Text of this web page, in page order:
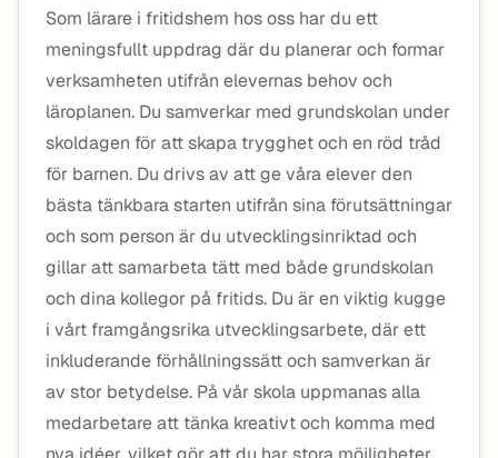
Som lärare i fritidshem hos oss har du ett
meningsfullt uppdrag där du planerar och formar
verksamheten utifrån elevernas behov och
läroplanen. Du samverkar med grundskolan under
skoldagen för att skapa trygghet och en röd tråd
för barnen. Du drivs av att ge våra elever den
bästa tänkbara starten utifrån sina förutsättningar
och som person är du utvecklingsinriktad och
gillar att samarbeta tätt med både grundskolan
och dina kollegor på fritids. Du är en viktig kugge
i vårt framgångsrika utvecklingsarbete, där ett
inkluderande förhållningssätt och samverkan är
av stor betydelse. På vår skola uppmanas alla
medarbetare att tänka kreativt och komma med